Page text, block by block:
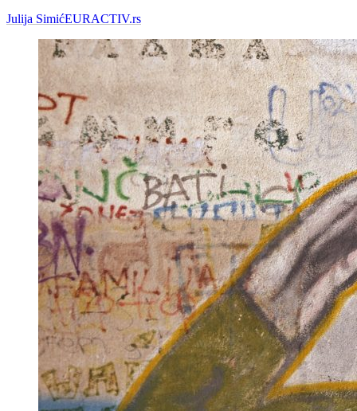
Julija SimićEURACTIV.rs